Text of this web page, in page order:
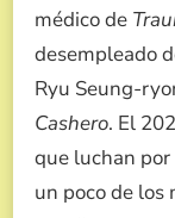
médico de
desempleado
Ryu Seung-
Cashero. El
que luchan
un poco de